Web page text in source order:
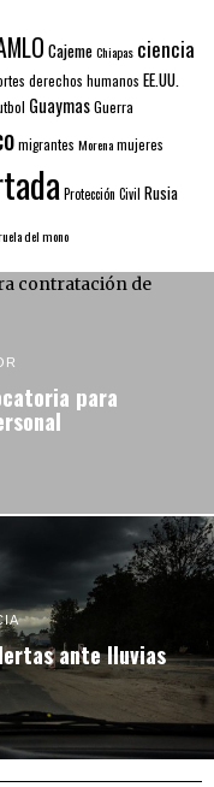
CajemeChiapas ciencia
derechos humanos EE.UU.
GuaymasGuerra
migrantes Morenamujeres
Protección Civil Rusia
del mono
para
ante lluvias